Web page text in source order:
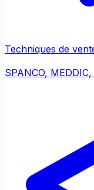
Techniques de
SPANCO,